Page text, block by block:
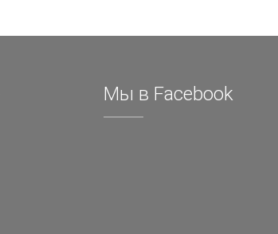
Мы в Facebook